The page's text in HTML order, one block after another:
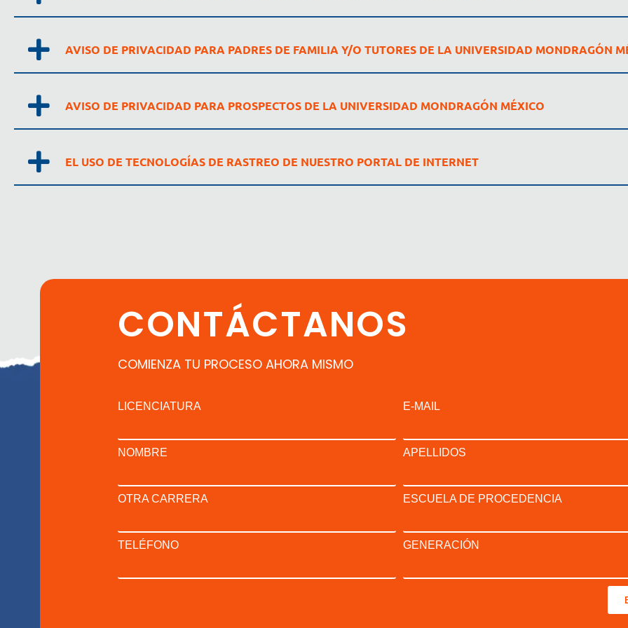
AVISO DE PRIVACIDAD PARA PADRES DE FAMILIA Y/O TUTORES DE LA UNIVERSIDAD MONDRAGÓN
AVISO DE PRIVACIDAD PARA PROSPECTOS DE LA UNIVERSIDAD MONDRAGÓN MÉXICO
EL USO DE TECNOLOGÍAS DE RASTREO DE NUESTRO PORTAL DE INTERNET
CONTÁCTANOS
COMIENZA TU PROCESO AHORA MISMO
LICENCIATURA E-MAIL
NOMBRE APELLIDOS
OTRA CARRERA ESCUELA DE PROCEDENCIA
TELÉFONO GENERACIÓN